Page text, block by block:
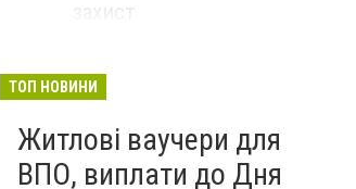
ТОП НОВИНИ
Житлові ваучери для
ВПО, виплати до Дня